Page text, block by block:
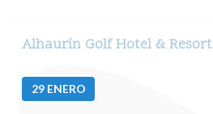
Alhaurín Golf Hotel & Resort
29 ENERO